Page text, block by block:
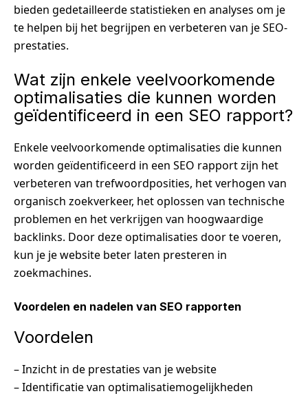
bieden gedetailleerde statistieken en analyses om je
te helpen bij het begrijpen en verbeteren van je SEO-
prestaties.
Wat zijn enkele veelvoorkomende
optimalisaties die kunnen worden
geïdentificeerd in een SEO rapport?
Enkele veelvoorkomende optimalisaties die kunnen
worden geïdentificeerd in een SEO rapport zijn het
verbeteren van trefwoordposities, het verhogen van
organisch zoekverkeer, het oplossen van technische
problemen en het verkrijgen van hoogwaardige
backlinks. Door deze optimalisaties door te voeren,
kun je je website beter laten presteren in
zoekmachines.
Voordelen en nadelen van SEO rapporten
Voordelen
– Inzicht in de prestaties van je website
– Identificatie van optimalisatiemogelijkheden